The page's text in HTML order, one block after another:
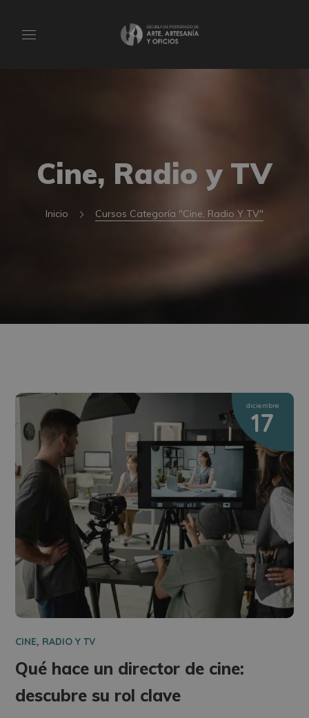
Cine, Radio y TV
Inicio Cursos Categoría "Cine, Radio Y TV"
diciembre
17
CINE, RADIO Y TV
Qué hace un director de cine:
descubre su rol clave